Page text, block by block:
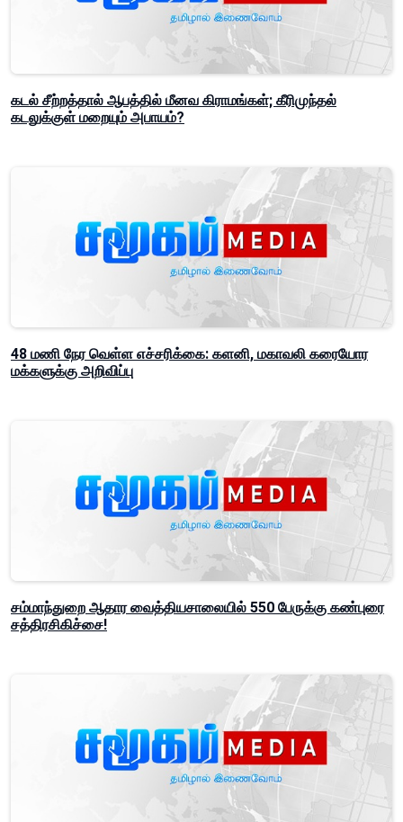
கடல் சீற்றத்தால் ஆபத்தில் மீனவ கிராமங்கள்; கீரிமுந்தல்
கடலுக்குள் மறையும் அபாயம்?
48 மணி நேர வெள்ள எச்சரிக்கை: களனி, மகாவலி கரையோர
மக்களுக்கு அறிவிப்பு
சம்மாந்துறை ஆதார வைத்தியசாலையில் 550 பேருக்கு கண்புரை
சத்திரசிகிச்சை!